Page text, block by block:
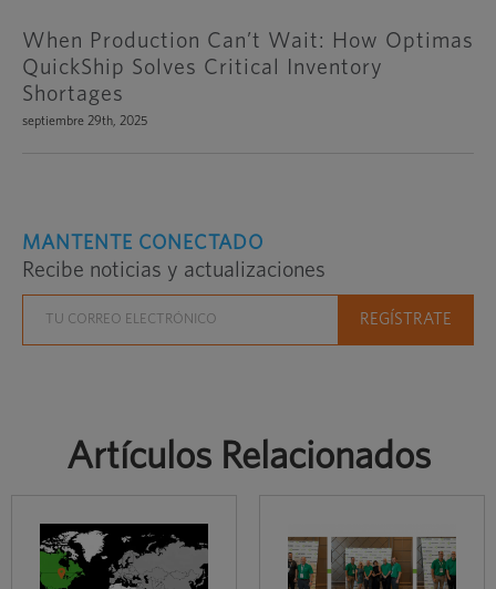
When Production Can’t Wait: How Optimas
QuickShip Solves Critical Inventory
Shortages
septiembre 29th, 2025
MANTENTE CONECTADO
Recibe noticias y actualizaciones
Artículos Relacionados